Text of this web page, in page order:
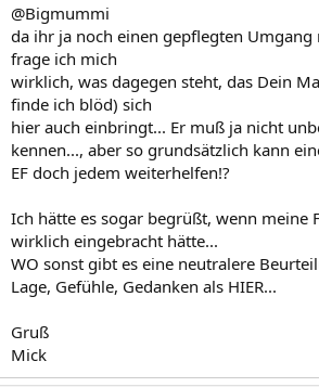
@Bigmummi
da ihr ja noch einen gepflegten
frage ich mich
wirklich, was dagegen steht, das Dein
finde ich blöd) sich
hier auch einbringt... Er muß ja nicht
kennen..., aber so grundsätzlich kann
EF doch jedem weiterhelfen!?
Ich hätte es sogar begrüßt, wenn meine
wirklich eingebracht hätte...
WO sonst gibt es eine neutralere
Lage, Gefühle, Gedanken als HIER...
Gruß
Mick